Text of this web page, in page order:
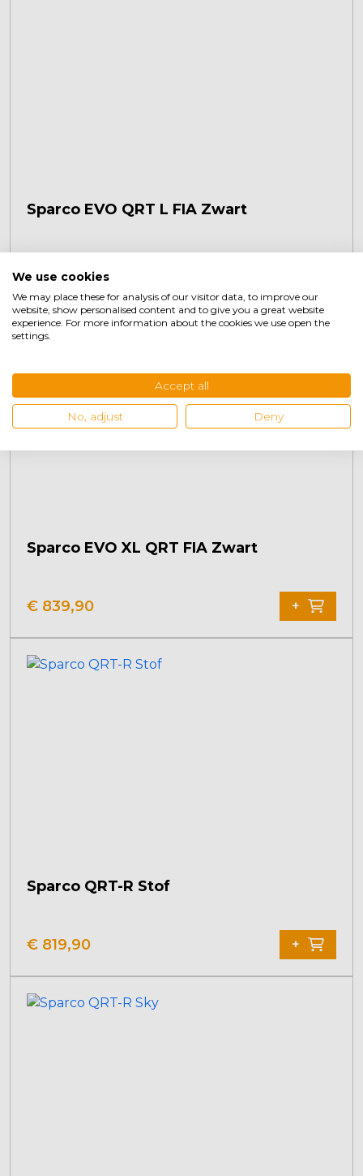
Sparco EVO QRT L FIA Zwart
734,90
Sparco EVO XL QRT FIA Zwart
€ 839,90 +
Sparco QRT-R Stof
€ 819,90 +
We use cookies
We may place these for analysis of our visitor data, to improve our
website, show personalised content and to give you a great website
experience. For more information about the cookies we use open the
settings.
Accept all
No, adjust Deny